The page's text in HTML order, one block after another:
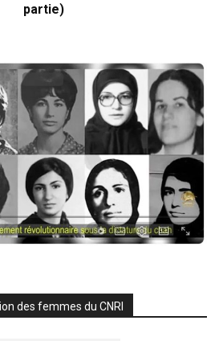
partie)
des femmes du CNRI